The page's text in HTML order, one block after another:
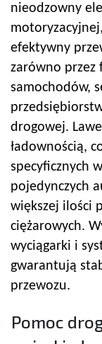
nieodzowny
efektywny
zarówno przez
samochodów,
drogowej.
ładownością,
specyficznych
pojedynczych
większej ilości
ciężarowych.
wyciągarki i
gwarantują
przewozu.
Pomoc